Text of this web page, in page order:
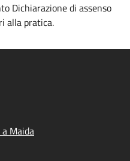
Dichiarazione di assenso
alla pratica.
Maida